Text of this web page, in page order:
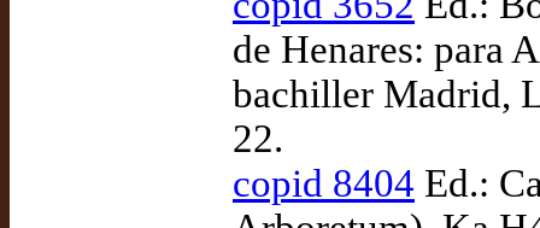
de Henares: para
bachiller Madrid,
22.
copid 8404 Ed.: